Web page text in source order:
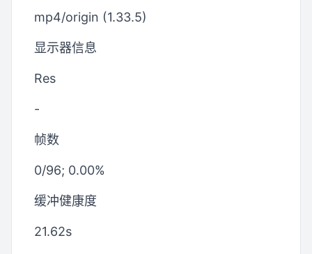
mp4/origin (1.33.5)
显示器信息
Res
-
帧数
0/96; 0.00%
缓冲健康度
21.62s